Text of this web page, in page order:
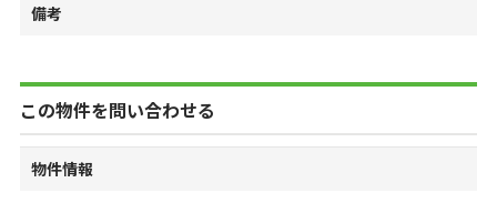
備考
この物件を問い合わせる
物件情報